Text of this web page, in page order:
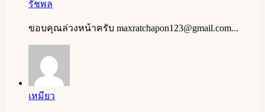
รัชพล
ขอบคุณล่วงหน้าครับ maxratchapon123@gmail.com...
เหมียว